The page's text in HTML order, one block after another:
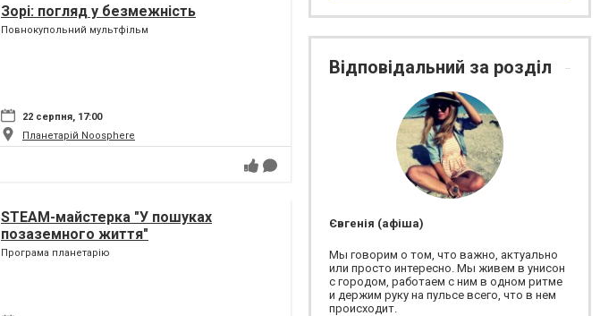
Зорі: погляд у безмежність
Повнокупольний мультфільм
22 серпня, 17:00
Планетарій Noosphere
STEAM-майстерка "У пошуках
позаземного життя"
Програма планетарію
Відповідальний за розділ
Євгенія (афіша)
Мы говорим о том, что важно, актуально
или просто интересно. Мы живем в унисон
с городом, работаем с ним в одном ритме
и держим руку на пульсе всего, что в нем
происходит.